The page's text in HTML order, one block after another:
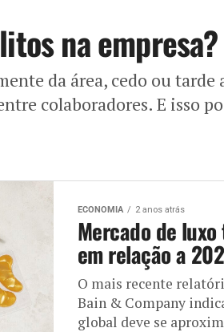
na empresa?
da área, cedo ou tarde
colaboradores. E isso
ECONOMIA 2 anos atrás
Mercado de
em relação a
O mais recente
Bain & Company
global deve se